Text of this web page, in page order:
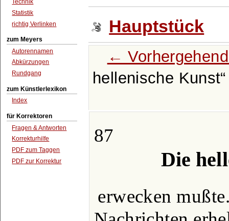
Technik
Statistik
richtig Verlinken
zum Meyers
Autorennamen
Abkürzungen
Rundgang
zum Künstlerlexikon
Index
für Korrektoren
Fragen & Antworten
Korrekturhilfe
PDF zum Taggen
PDF zur Korrektur
Hauptstück
←
hellenische Kunst
87
Die
erwecken